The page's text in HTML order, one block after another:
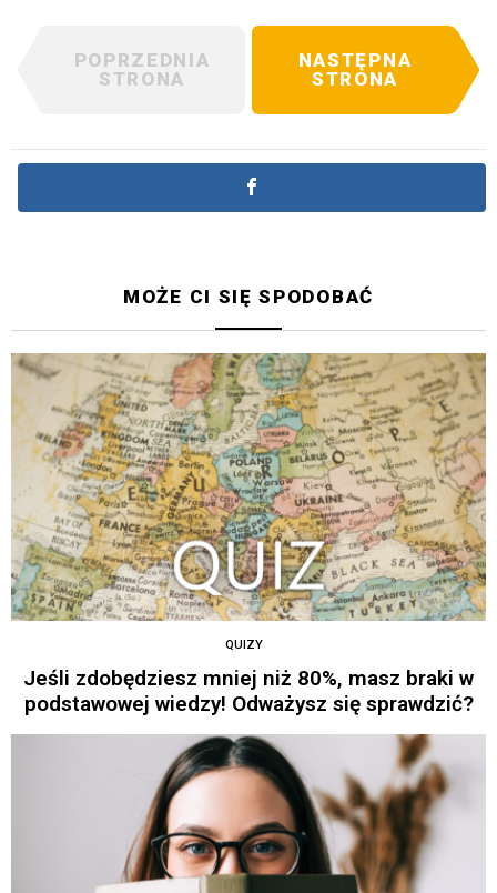
POPRZEDNIA
STRONA
NASTĘPNA
STRONA
MOŻE CI SIĘ SPODOBAĆ
QUIZY
Jeśli zdobędziesz mniej niż 80%, masz braki w
podstawowej wiedzy! Odważysz się sprawdzić?